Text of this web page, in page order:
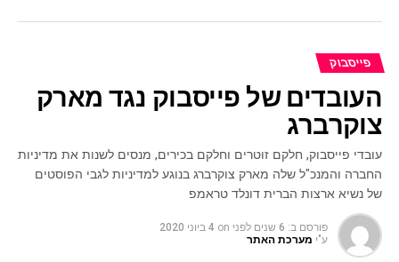
פייסבוק
העובדים של פייסבוק נגד מארק
צוקרברג
עובדי פייסבוק, חלקם זוטרים וחלקם בכירים, מנסים לשנות את מדיניות
החברה והמנכ"ל שלה מארק צוקרברג בנוגע למדיניות לגבי הפוסטים
של נשיא ארצות הברית דונלד טראמפ
פורסם ב: 6 שנים לפני on 4 ביוני 2020
ע"י מערכת האתר